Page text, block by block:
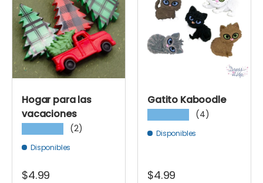
Hogar para las
vacaciones
(2)
Disponibles
$4.99
Gatito Kaboodle
(4)
Disponibles
$4.99